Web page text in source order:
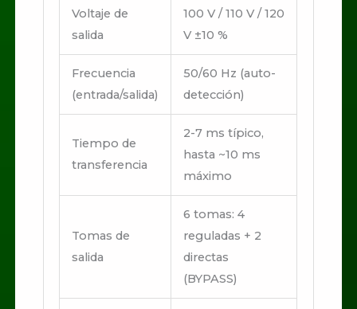
Voltaje de
salida
100 V / 110 V / 120
V ±10 %
Frecuencia
(entrada/salida)
50/60 Hz (auto-
detección)
Tiempo de
transferencia
2-7 ms típico,
hasta ~10 ms
máximo
Tomas de
salida
6 tomas: 4
reguladas + 2
directas
(BYPASS)